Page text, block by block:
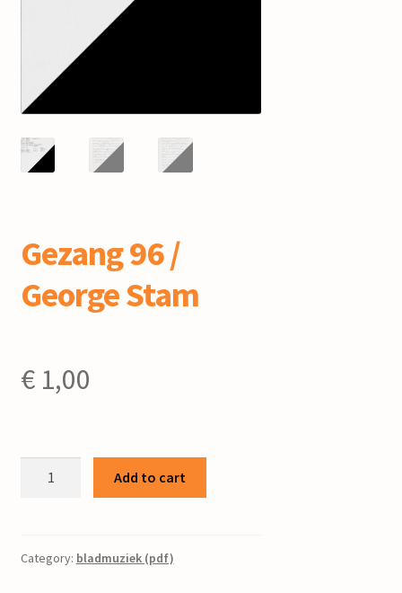
Gezang 96 /
George Stam
€1,00
Stam
Add to cart
Category: bladmuziek (pdf)